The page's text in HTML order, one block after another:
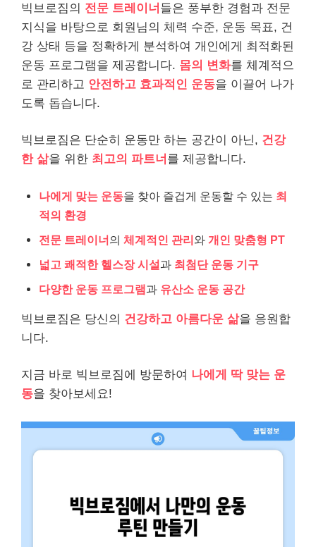
빅브로짐의 전문 트레이너 들은 풍부한 경험과 전문
지식을 바탕으로 회원님의 체력 수준, 운동 목표, 건
강 상태 등을 정확하게 분석하여 개인에게 최적화된
운동 프로그램을 제공합니다. 몸의 변화를 체계적으
로 관리하고 안전하고 효과적인 운동을 이끌어 나가
도록 돕습니다.
빅브로짐은 단순히 운동만 하는 공간이 아닌, 건강
한 삶을 위한 최고의 파트너 를 제공합니다.
나에게 맞는 운동을 찾아 즐겁게 운동할 수 있는 최
적의 환경
전문 트레이너의 체계적인 관리와 개인 맞춤형 PT
넓고 쾌적한 헬스장 시설과 최첨단 운동 기구
다양한 운동 프로그램과 유산소 운동 공간
빅브로짐은 당신의 건강하고 아름다운 삶을 응원합
니다.
지금 바로 빅브로짐에 방문하여 나에게 딱 맞는 운
동을 찾아보세요!